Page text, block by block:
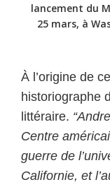
lancement du
25 mars, à
À l’origine de
historiographe
littéraire.
Centre
guerre de
Californie, et